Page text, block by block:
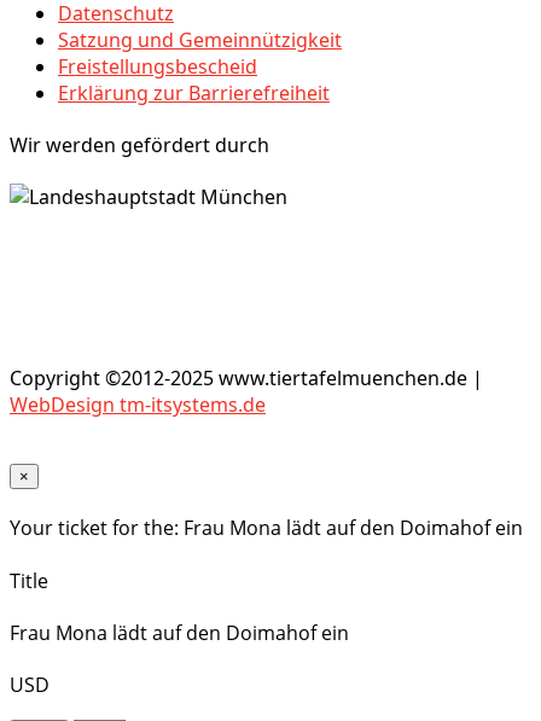
Datenschutz
Satzung und Gemeinnützigkeit
Freistellungsbescheid
Erklärung zur Barrierefreiheit
Wir werden gefördert durch
Copyright ©2012-2025 www.tiertafelmuenchen.de |
WebDesign tm-itsystems.de
×
Your ticket for the: Frau Mona lädt auf den Doimahof ein
Title
Frau Mona lädt auf den Doimahof ein
USD